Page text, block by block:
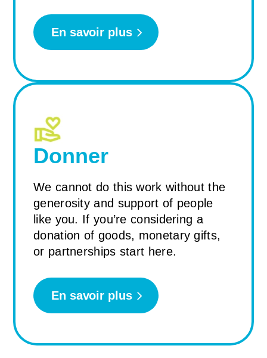
En savoir plus
Donner
We cannot do this work without the
generosity and support of people
like you. If you’re considering a
donation of goods, monetary gifts,
or partnerships start here.
En savoir plus